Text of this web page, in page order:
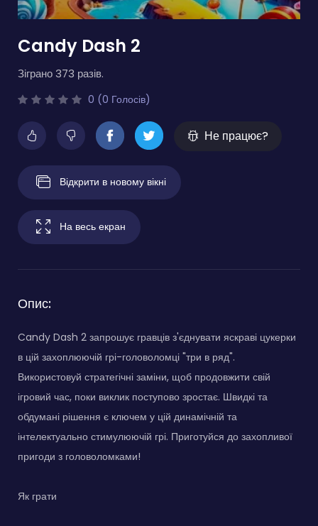
Candy Dash 2
Зіграно 373 разів.
0 (0 Голосів)
Не працює?
Відкрити в новому вікні
На весь екран
Опис:
Candy Dash 2 запрошує гравців з'єднувати яскраві цукерки
в цій захоплюючій грі-головоломці "три в ряд".
Використовуй стратегічні заміни, щоб продовжити свій
ігровий час, поки виклик поступово зростає. Швидкі та
обдумані рішення є ключем у цій динамічній та
інтелектуально стимулюючій грі. Приготуйся до захопливої
пригоди з головоломками!
Як грати